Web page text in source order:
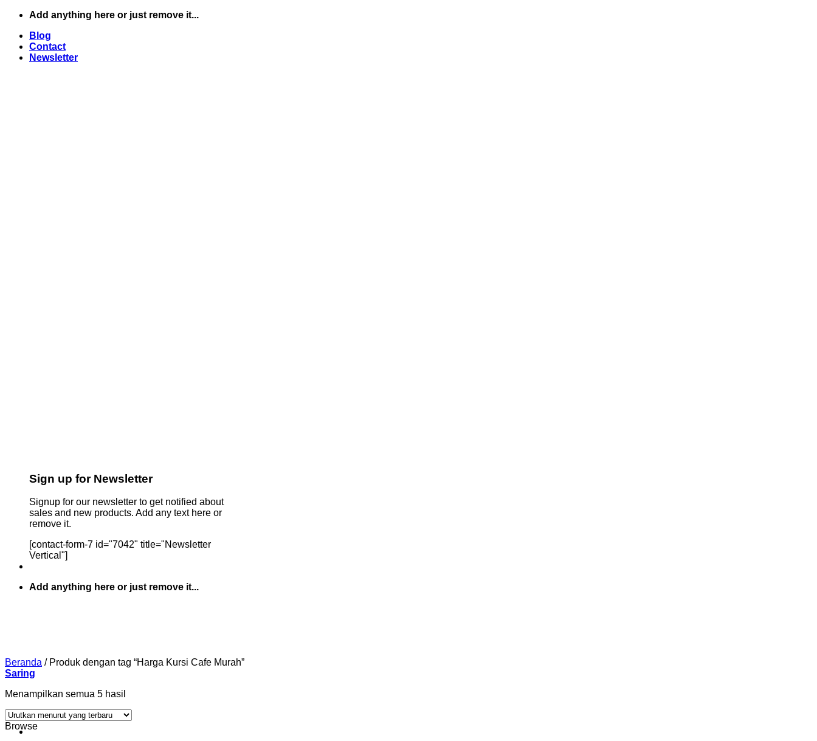
Skip
content
Add anything here or just remove it...
Blog
Contact
Newsletter
Sign up for Newsletter
Signup for our newsletter to get notified about
sales and new products. Add any text here or
remove it.
[contact-form-7 id="7042" title="Newsletter
Vertical"]
Add anything here or just remove it...
Beranda /Produk dengan tag “Harga Kursi Cafe Murah”
Saring
Menampilkan semua 5 hasil
yang
Browse